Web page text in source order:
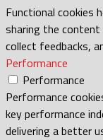
Functional cookies
sharing the
collect feedbacks,
Performance
Performance
Performance
key performance
delivering a better